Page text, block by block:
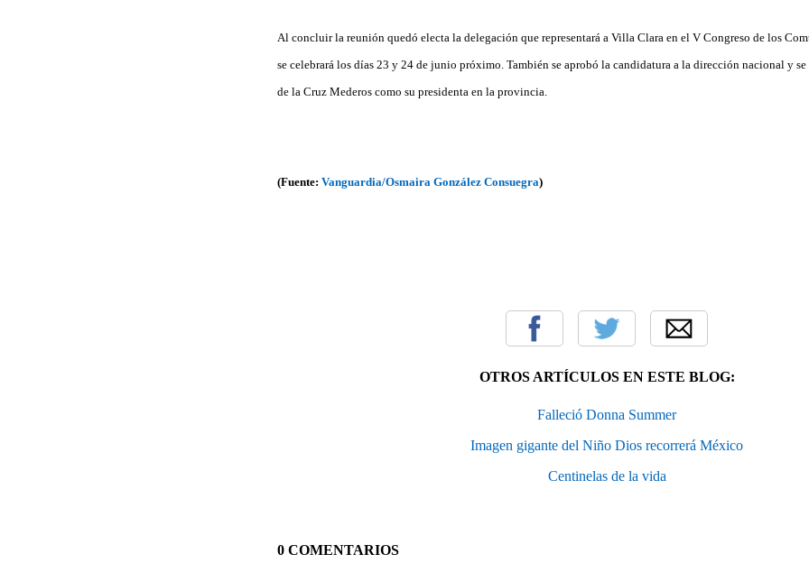
Al concluir la reunión quedó electa la delegación que representará a Villa Clara en el V Congreso de los
se celebrará los días 23 y 24 de junio próximo. También se aprobó la candidatura a la dirección nacional y
de la Cruz Mederos como su presidenta en la provincia.
(Fuente: Vanguardia/Osmaira González Consuegra)
OTROS ARTÍCULOS EN ESTE BLOG:
Falleció Donna Summer
Imagen gigante del Niño Dios recorrerá México
Centinelas de la vida
0 COMENTARIOS